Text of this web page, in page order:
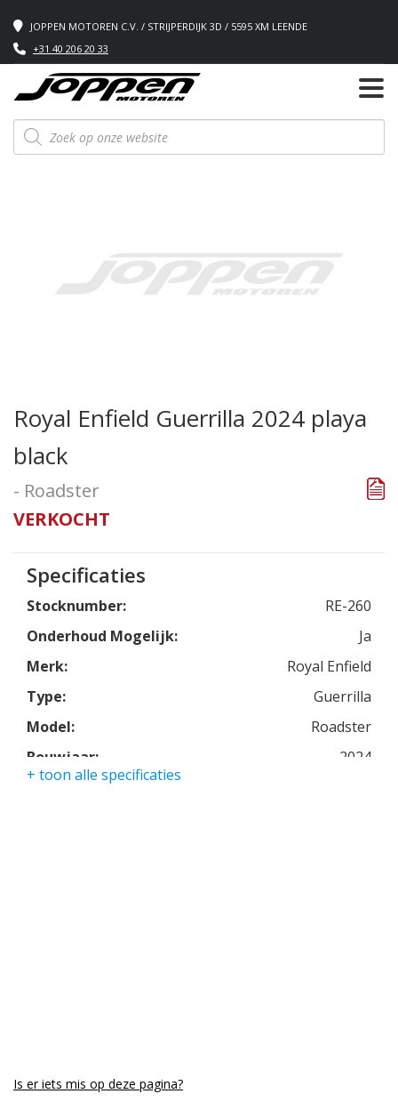
JOPPEN MOTOREN C.V. / STRIJPERDIJK 3D / 5595 XM LEENDE
+31 40 206 20 33
Producten
zoeken
Royal Enfield Guerrilla 2024 playa
black
- Roadster
VERKOCHT
Specificaties
Stocknumber:
RE-260
Onderhoud Mogelijk:
Ja
Merk:
Royal Enfield
Type:
Guerrilla
Model:
Roadster
Bouwjaar:
2024
+ toon alle specificaties
Is er iets mis op deze pagina?